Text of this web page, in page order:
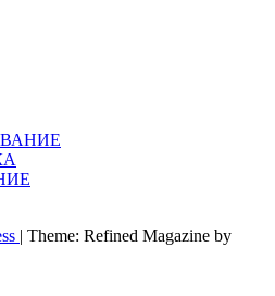
| Theme: Refined Magazine by